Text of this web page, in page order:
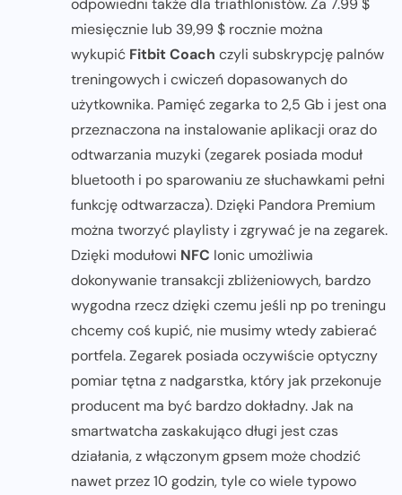
odpowiedni także dla triathlonistów. Za 7.99 $
miesięcznie lub 39,99 $ rocznie można
wykupić Fitbit Coach czyli subskrypcję palnów
treningowych i cwiczeń dopasowanych do
użytkownika. Pamięć zegarka to 2,5 Gb i jest ona
przeznaczona na instalowanie aplikacji oraz do
odtwarzania muzyki (zegarek posiada moduł
bluetooth i po sparowaniu ze słuchawkami pełni
funkcję odtwarzacza). Dzięki Pandora Premium
można tworzyć playlisty i zgrywać je na zegarek.
Dzięki modułowi NFC Ionic umożliwia
dokonywanie transakcji zbliżeniowych, bardzo
wygodna rzecz dzięki czemu jeśli np po treningu
chcemy coś kupić, nie musimy wtedy zabierać
portfela. Zegarek posiada oczywiście optyczny
pomiar tętna z nadgarstka, który jak przekonuje
producent ma być bardzo dokładny. Jak na
smartwatcha zaskakująco długi jest czas
działania, z włączonym gpsem może chodzić
nawet przez 10 godzin, tyle co wiele typowo